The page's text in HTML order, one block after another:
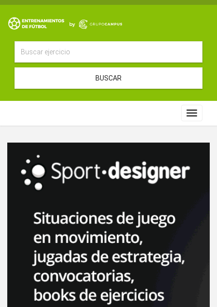
BUSCAR
Toggle